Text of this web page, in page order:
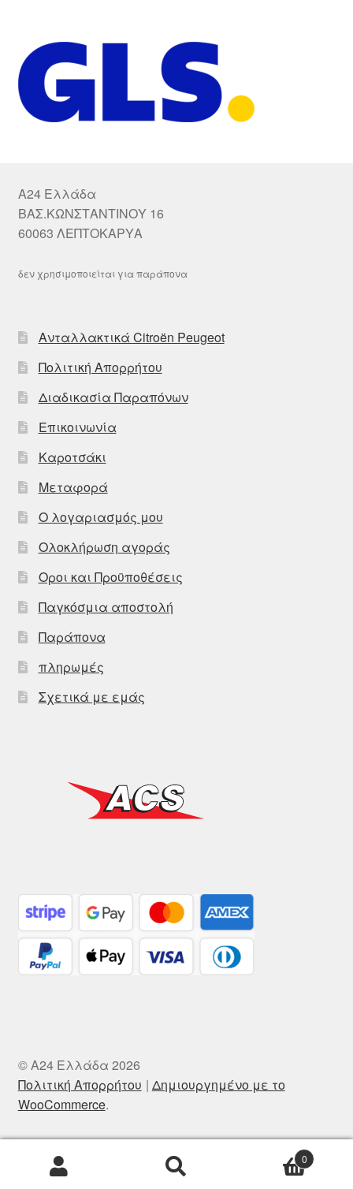
A24 Ελλάδα
ΒΑΣ.ΚΩΝΣΤΑΝΤΙΝΟΥ 16
60063 ΛΕΠΤΟΚΑΡΥΑ
δεν χρησιμοποιείται για παράπονα
Ανταλλακτικά Citroën Peugeot
Πολιτική Απορρήτου
Διαδικασία Παραπόνων
Επικοινωνία
Καροτσάκι
Μεταφορά
Ο λογαριασμός μου
Ολοκλήρωση αγοράς
Οροι και Προϋποθέσεις
Παγκόσμια αποστολή
Παράπονα
πληρωμές
Σχετικά με εμάς
© A24 Ελλάδα 2026
Πολιτική Απορρήτου
Δημιουργημένο με το
WooCommerce.
Αναζήτηση
Αναζήτηση
0